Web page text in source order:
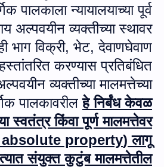
पालकाला न्यायालयाच्या पूर्व
अल्पवयीन व्यक्तीच्या स्थावर
भाग विक्री, भेट,देवाणघेवाण
करण्यास प्रतिबंधित
व्यक्तीच्या मालमत्तेच्या
पालकावरीलहे निर्बंध केवळ
स्वतंत्र किंवा पूर्ण मालमत्तेवर
property) लागू
संयुक्त कुटुंब मालमत्तेतील